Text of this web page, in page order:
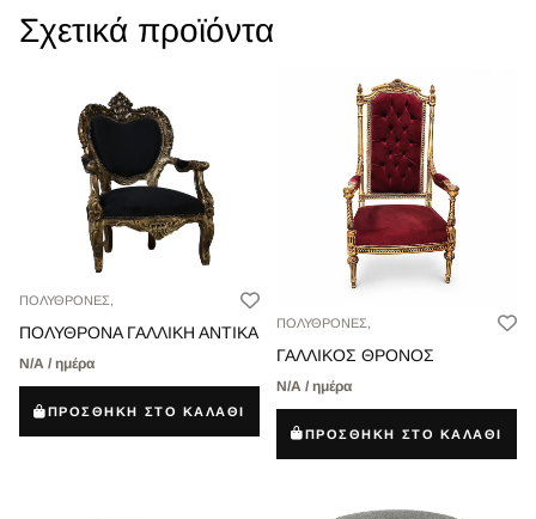
Σχετικά προϊόντα
ΠΟΛΥΘΡΟΝΕΣ,
ΠΟΛΥΘΡΟΝΑ ΓΑΛΛΙΚΗ ΑΝΤΙΚΑ
Ν/Α / ημέρα
ΠΡΟΣΘΗΚΗ ΣΤΟ ΚΑΛΑΘΙ
ΠΟΛΥΘΡΟΝΕΣ,
ΓΑΛΛΙΚΟΣ ΘΡΟΝΟΣ
Ν/Α / ημέρα
ΠΡΟΣΘΗΚΗ ΣΤΟ ΚΑΛΑΘΙ